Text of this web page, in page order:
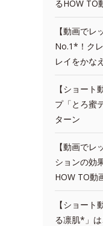
るHOW TO
【動画で
No.1*！ク
レイをかな
【ショート
プ「とろ蜜
ターン
【動画で
ションの効
HOW TO動
【ショー
る凛肌*」